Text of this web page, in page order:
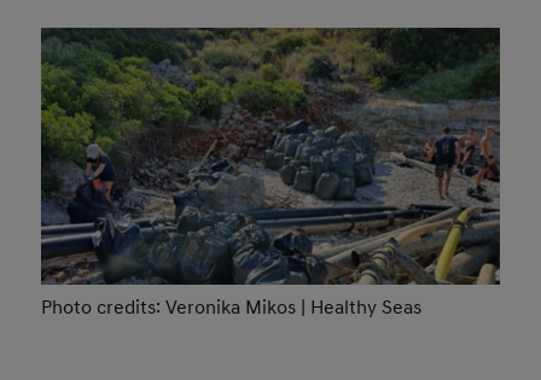
Photo credits: Veronika Mikos | Healthy Seas